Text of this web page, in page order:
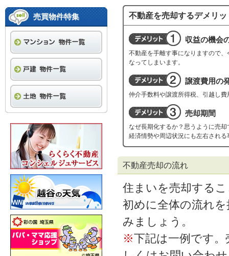
不動産を売却するデメリッ
収益の機会
不動産を手離す事になりますので
なってしまいます。
譲渡費用の
仲介手数料や譲渡所得税、引越し
売却期間
なぜ長期化するか？思うように売
経済情勢や周辺状況にも左右される
不動産売却の流れ
住まいを売却する
初めに全体の流れ
みましょう。
※下記は一例です
売買物件特集